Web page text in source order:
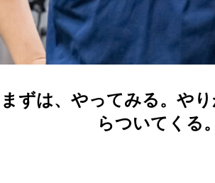
まずは、やってみる。や
らついてくる。